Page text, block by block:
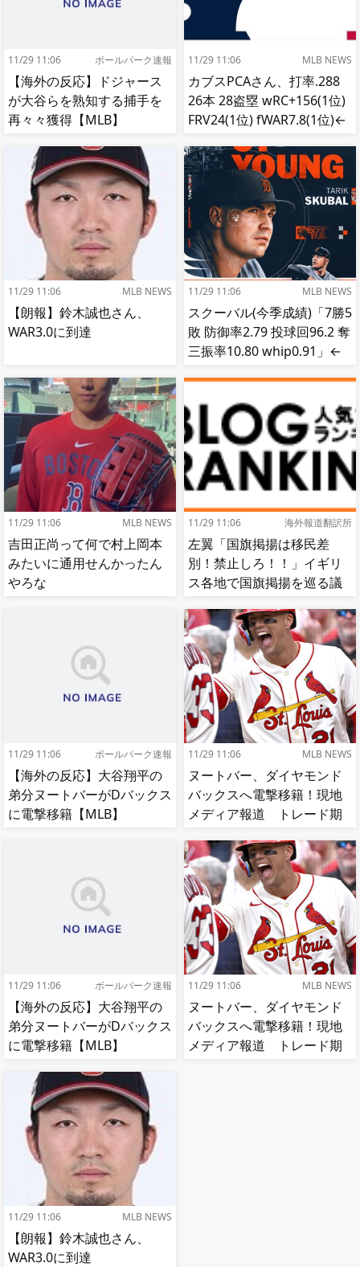
11/29 11:06 ボールパーク速報
【海外の反応】ドジャース
が大谷らを熟知する捕手を
再々々獲得【MLB】
11/29 11:06 MLB NEWS
カブスPCAさん、打率.288
26本 28盗塁 wRC+156(1位)
FRV24(1位) fWAR7.8(1位)←
11/29 11:06 MLB NEWS
【朗報】鈴木誠也さん、
WAR3.0に到達
11/29 11:06 MLB NEWS
スクーバル(今季成績)「7勝5
敗 防御率2.79 投球回96.2 奪
三振率10.80 whip0.91」←
11/29 11:06 MLB NEWS
吉田正尚って何で村上岡本
みたいに通用せんかったん
やろな
11/29 11:06 海外報道翻訳所
左翼「国旗掲揚は移民差
別！禁止しろ！！」イギリ
ス各地で国旗掲揚を巡る議
の反応]
11/29 11:06 ボールパーク速報
【海外の反応】大谷翔平の
弟分ヌートバーがDバックス
に電撃移籍【MLB】
11/29 11:06 MLB NEWS
ヌートバー、ダイヤモンド
バックスへ電撃移籍！現地
メディア報道 トレード期
11/29 11:06 ボールパーク速報
【海外の反応】大谷翔平の
弟分ヌートバーがDバックス
に電撃移籍【MLB】
11/29 11:06 MLB NEWS
ヌートバー、ダイヤモンド
バックスへ電撃移籍！現地
メディア報道 トレード期
11/29 11:06 MLB NEWS
【朗報】鈴木誠也さん、
WAR3.0に到達